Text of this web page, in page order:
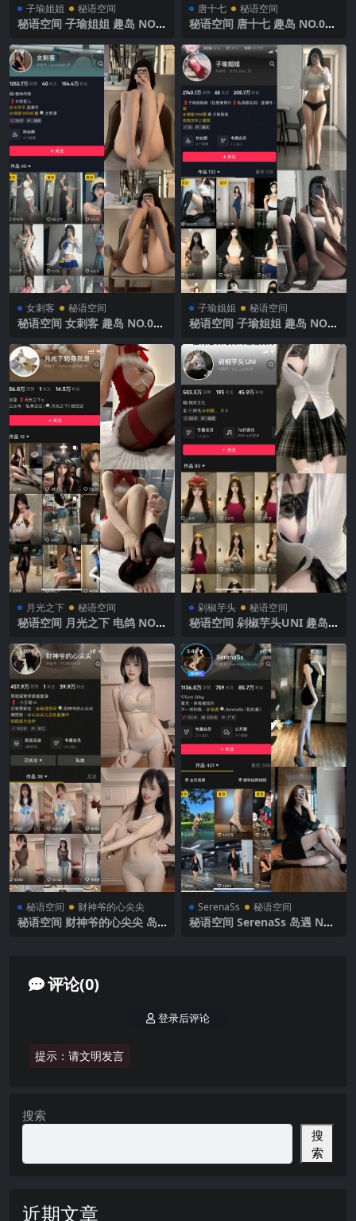
子瑜姐姐 秘语空间
秘语空间 子瑜姐姐 趣岛 NO.0
整版
唐十七 秘语空间
秘语空间 唐十七 趣岛 NO.033
女刺客 秘语空间
秘语空间 女刺客 趣岛 NO.005
子瑜姐姐 秘语空间
秘语空间 子瑜姐姐 趣岛 NO.0
完整版
月光之下 秘语空间
秘语空间 月光之下 电鸽 NO.0
整版
剁椒芋头 秘语空间
秘语空间 剁椒芋头UNI 趣岛
完整版
秘语空间 财神爷的心尖尖
秘语空间 财神爷的心尖尖 岛
SerenaSs 秘语空间
秘语空间 SerenaSs 岛遇 NO.
评论(0)
提示：请文明发言
登录后评论
搜索
搜
索
近期文章